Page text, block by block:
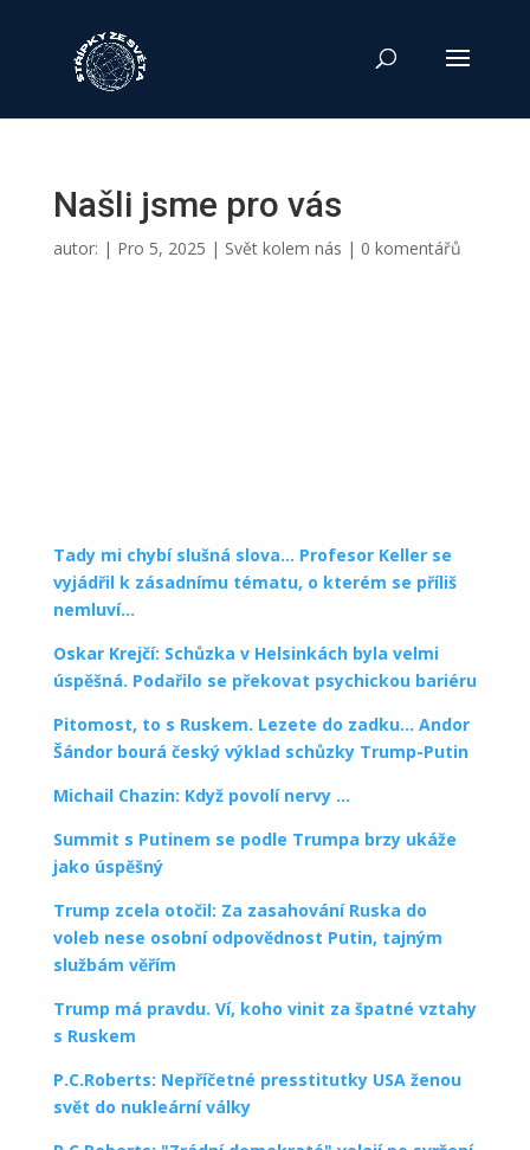
Našli jsme pro vás
autor: | Pro 5, 2025 | Svět kolem nás | 0 komentářů
Tady mi chybí slušná slova… Profesor Keller se
vyjádřil k zásadnímu tématu, o kterém se příliš
nemluví…
Oskar Krejčí: Schůzka v Helsinkách byla velmi
úspěšná. Podařilo se překovat psychickou bariéru
Pitomost, to s Ruskem. Lezete do zadku… Andor
Šándor bourá český výklad schůzky Trump-Putin
Michail Chazin: Když povolí nervy …
Summit s Putinem se podle Trumpa brzy ukáže
jako úspěšný
Trump zcela otočil: Za zasahování Ruska do
voleb nese osobní odpovědnost Putin, tajným
službám věřím
Trump má pravdu. Ví, koho vinit za špatné vztahy
s Ruskem
P.C.Roberts: Nepříčetné presstitutky USA ženou
svět do nukleární války